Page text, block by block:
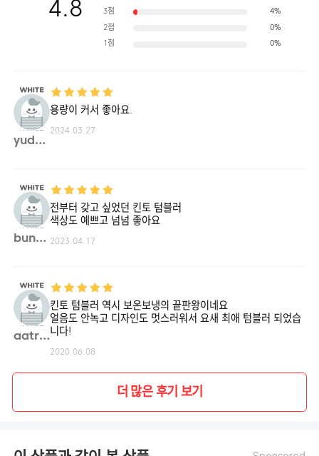
4.8 3점 4%
2점 0%
1점 0%
yudor**
용량이 커서 좋아요.
2024.03.27
bung**
전부터 갖고 싶었던 킨토 텀블러
색상도 예쁘고 넘넘 좋아요
2023.04.17
aatra**
킨토 텀블러 역시 보온보냉의 끝판왕이네요
얼음도 안녹고 디자인도 멋스러워서 요새 최애 텀블러 되었습
니다!
2020.06.08
더 많은 후기 보기